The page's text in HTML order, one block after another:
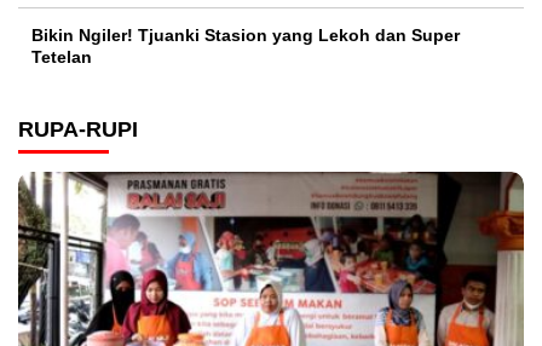
Bikin Ngiler! Tjuanki Stasion yang Lekoh dan Super
Tetelan
RUPA-RUPI